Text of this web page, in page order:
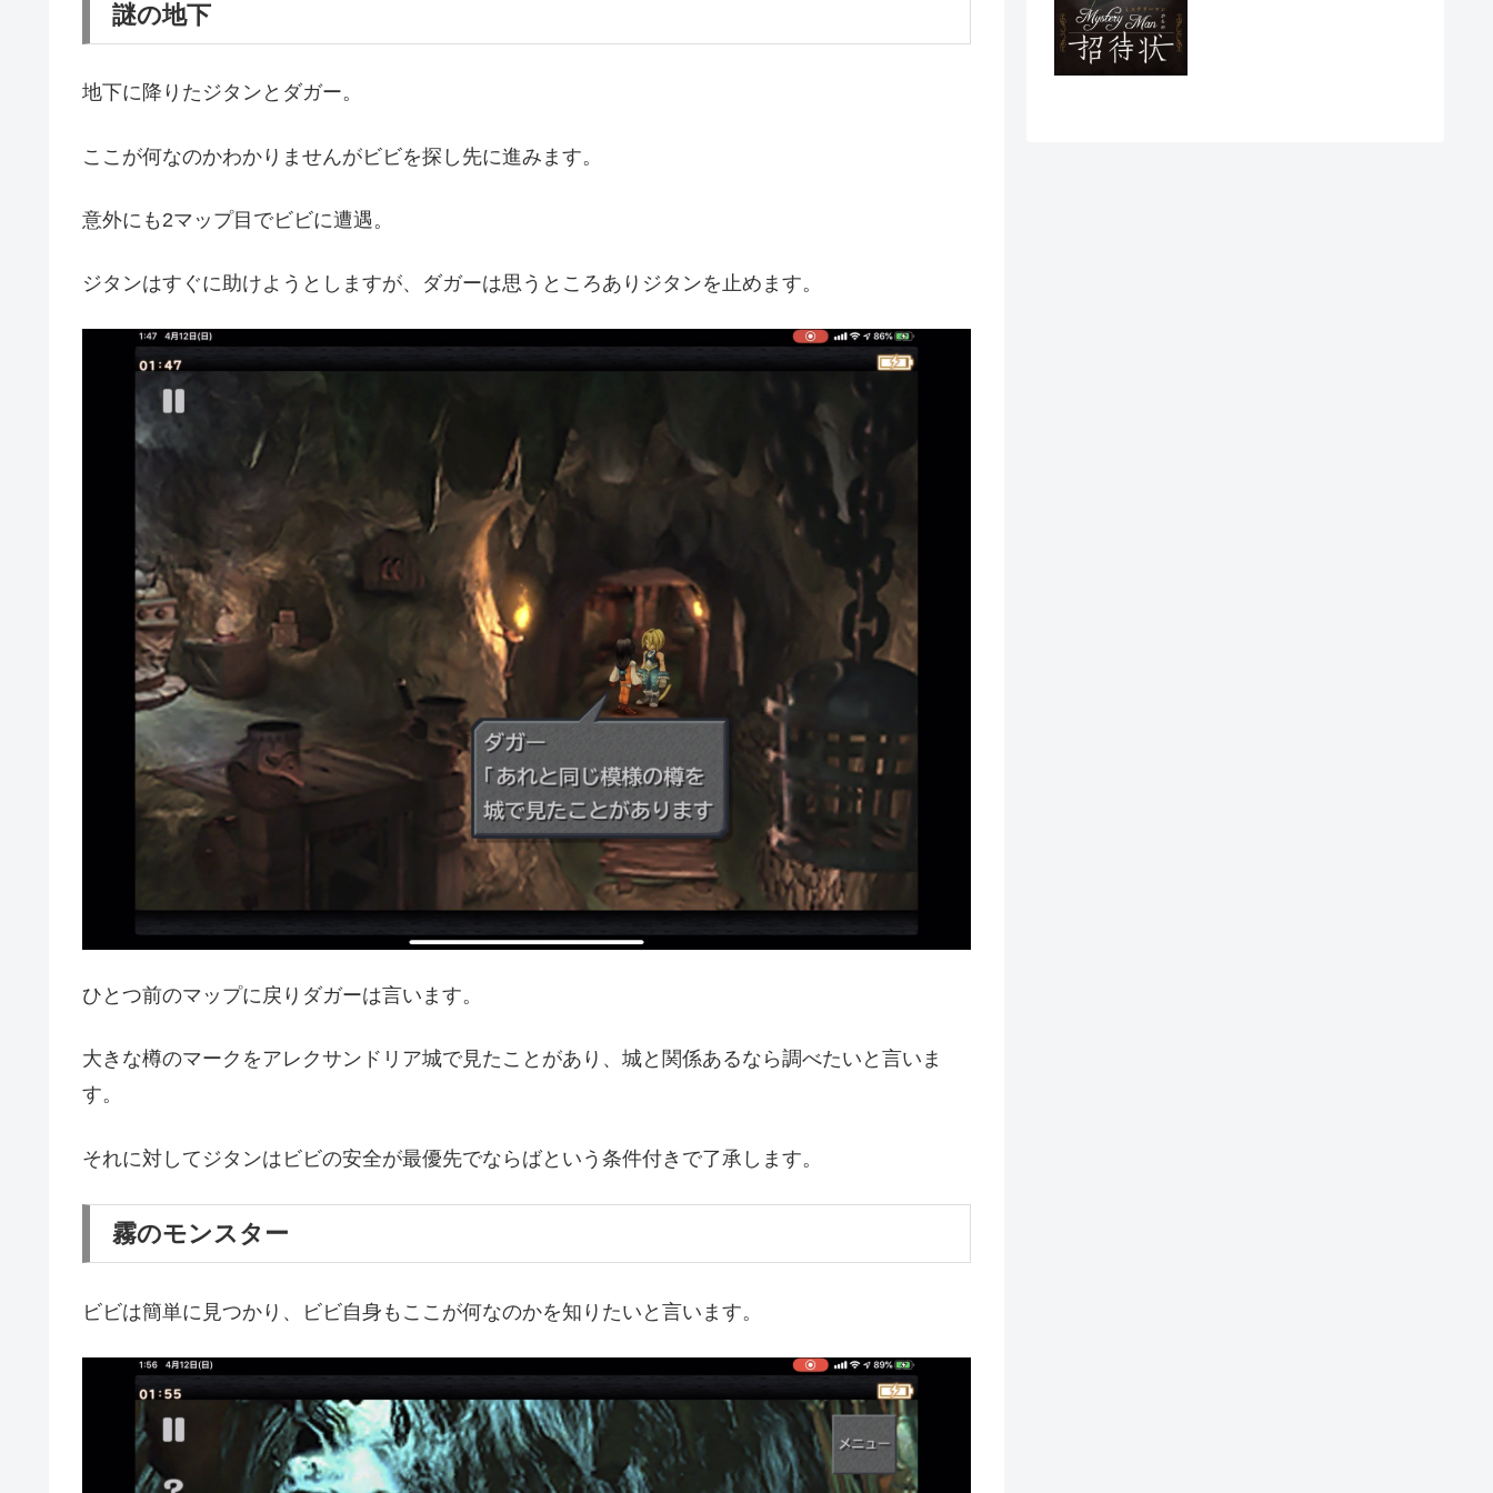
謎の地下
地下に降りたジタンとダガー。
ここが何なのかわかりませんがビビを探し先に進みます。
意外にも2マップ目でビビに遭遇。
ジタンはすぐに助けようとしますが、ダガーは思うところありジタンを止めます。
ひとつ前のマップに戻りダガーは言います。
大きな樽のマークをアレクサンドリア城で見たことがあり、城と関係あるなら調べたいと言いま
す。
それに対してジタンはビビの安全が最優先でならばという条件付きで了承します。
霧のモンスター
ビビは簡単に見つかり、ビビ自身もここが何なのかを知りたいと言います。